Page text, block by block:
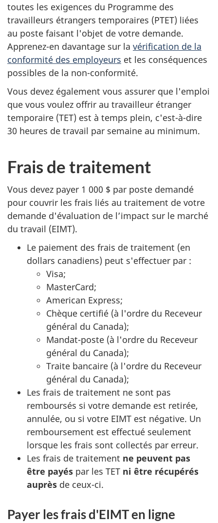
toutes les exigences du Programme des
travailleurs étrangers temporaires (PTET) liées
au poste faisant l'objet de votre demande.
Apprenez-en davantage sur la vérification de la
conformité des employeurs et les conséquences
possibles de la non-conformité.
Vous devez également vous assurer que l'emploi
que vous voulez offrir au travailleur étranger
temporaire (TET) est à temps plein, c'est-à-dire
30 heures de travail par semaine au minimum.
Frais de traitement
Vous devez payer 1 000 $ par poste demandé
pour couvrir les frais liés au traitement de votre
demande d'évaluation de l’impact sur le marché
du travail (EIMT).
Le paiement des frais de traitement (en
dollars canadiens) peut s'effectuer par :
Visa;
MasterCard;
American Express;
Chèque certifié (à l'ordre du Receveur
général du Canada);
Mandat-poste (à l'ordre du Receveur
général du Canada);
Traite bancaire (à l'ordre du Receveur
général du Canada);
Les frais de traitement ne sont pas
remboursés si votre demande est retirée,
annulée, ou si votre EIMT est négative. Un
remboursement est effectué seulement
lorsque les frais sont collectés par erreur.
Les frais de traitement ne peuvent pas
être payés par les TET ni être récupérés
auprès de ceux-ci.
Payer les frais d'EIMT en ligne